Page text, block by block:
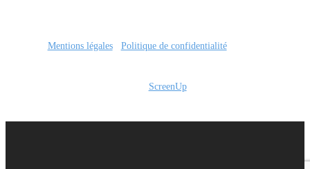
Mentions légales/ Politique de confidentialité
ScreenUp